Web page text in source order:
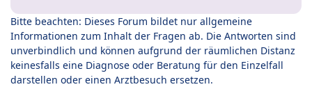
Bitte beachten: Dieses Forum bildet nur allgemeine
Informationen zum Inhalt der Fragen ab. Die Antworten sind
unverbindlich und können aufgrund der räumlichen Distanz
keinesfalls eine Diagnose oder Beratung für den Einzelfall
darstellen oder einen Arztbesuch ersetzen.